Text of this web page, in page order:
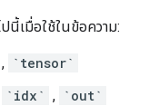
เมื่อใช้ในข้อความ:
, `tensor`
`idx` , `out`